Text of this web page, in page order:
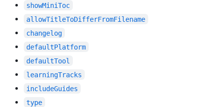
showMiniToc
allowTitleToDifferFromFilename
changelog
defaultPlatform
defaultTool
learningTracks
includeGuides
type